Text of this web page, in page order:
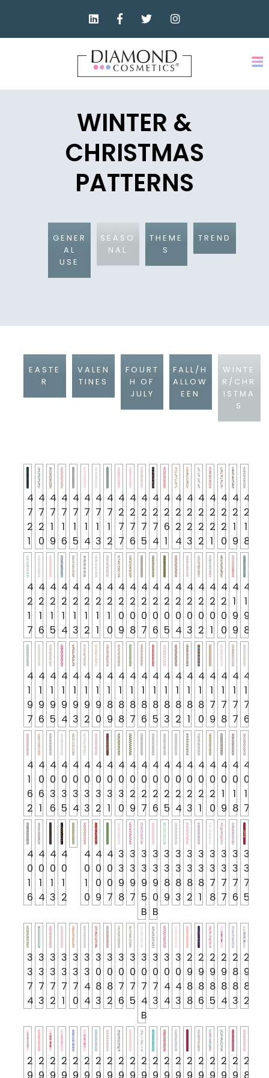
WINTER &
CHRISTMAS
PATTERNS
GENER
AL
USE
SEASO
NAL
THEME
S
TREND
EASTE
R
VALEN
TINES
FOURT
H OF
JULY
FALL/H
ALLOW
EEN
WINTE
R/CHR
ISTMA
S
4
7
2
1
4
7
2
0
4
7
1
9
4
7
1
6
4
7
1
5
4
7
1
4
4
7
1
3
4
7
1
2
4
2
7
7
4
2
7
6
4
2
7
5
4
2
7
4
4
2
6
1
4
2
2
4
4
2
2
3
4
2
2
2
4
2
2
1
4
2
2
0
4
2
1
9
4
2
1
8
4
2
1
7
4
2
1
6
4
2
1
5
4
2
1
4
4
2
1
3
4
2
1
2
4
2
1
1
4
2
1
0
4
2
0
9
4
2
0
8
4
2
0
7
4
2
0
6
4
2
0
5
4
2
0
4
4
2
0
3
4
2
0
2
4
2
0
1
4
2
0
0
4
1
9
9
4
1
9
8
4
1
9
7
4
1
9
6
4
1
9
5
4
1
9
4
4
1
9
3
4
1
9
2
4
1
9
0
4
1
8
9
4
1
8
8
4
1
8
7
4
1
8
6
4
1
8
5
4
1
8
3
4
1
8
2
4
1
8
1
4
1
8
0
4
1
7
9
4
1
7
8
4
1
7
7
4
1
7
6
4
1
6
2
4
0
6
1
4
0
3
6
4
0
3
5
4
0
3
4
4
0
3
3
4
0
3
2
4
0
3
1
4
0
3
0
4
0
2
9
4
0
2
7
4
0
2
6
4
0
2
5
4
0
2
4
4
0
2
3
4
0
2
1
4
0
2
0
4
0
1
9
4
0
1
8
4
0
1
7
4
0
1
6
4
0
1
4
4
0
1
3
4
0
1
2
4
0
1
0
4
0
0
9
4
0
0
7
3
3
9
8
3
3
9
7
3
3
9
5
B
3
3
9
0
B
3
3
8
9
3
3
8
3
3
3
8
2
3
3
8
1
3
3
7
8
3
3
7
7
3
3
7
6
3
3
7
5
3
3
7
4
3
3
7
3
3
3
7
2
3
3
7
1
3
3
7
0
3
3
4
4
3
0
8
3
3
0
8
2
3
0
7
6
3
0
7
5
3
0
7
4
B
3
0
7
3
3
0
4
4
3
0
4
3
2
9
8
8
2
9
8
6
2
9
8
5
2
9
8
4
2
8
8
3
2
9
8
2
2 2 2 2 2 2 2 2 2 2 2 2 2 2 2 2 2 2 2 2